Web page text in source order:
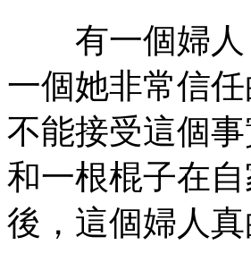
有一個婦人
一個她非常信
不能接受這個
和一根棍子在
後，這個婦人